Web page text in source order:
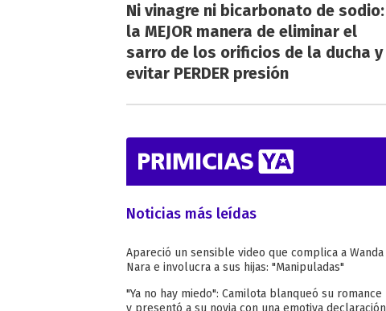
Ni vinagre ni bicarbonato de sodio:
la MEJOR manera de eliminar el
sarro de los orificios de la ducha y
evitar PERDER presión
Noticias más leídas
Apareció un sensible video que complica a Wanda
Nara e involucra a sus hijas: "Manipuladas"
"Ya no hay miedo": Camilota blanqueó su romance